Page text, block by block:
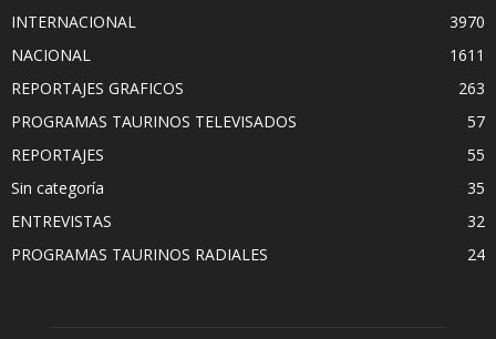
INTERNACIONAL
3970
NACIONAL
1611
REPORTAJES GRAFICOS
263
PROGRAMAS TAURINOS TELEVISADOS
57
REPORTAJES
55
Sin categoría
35
ENTREVISTAS
32
PROGRAMAS TAURINOS RADIALES
24